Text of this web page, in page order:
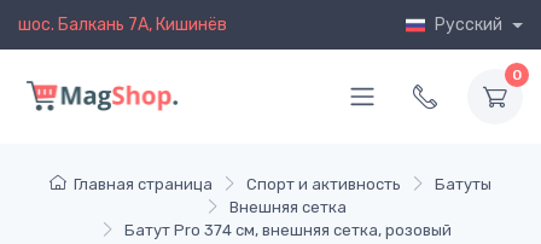
шос. Балкань 7A, Кишинёв Русский
0
Главная страница Спорт и активность
Батуты
Внешняя сетка
Батут Pro 374 см, внешняя сетка, розовый